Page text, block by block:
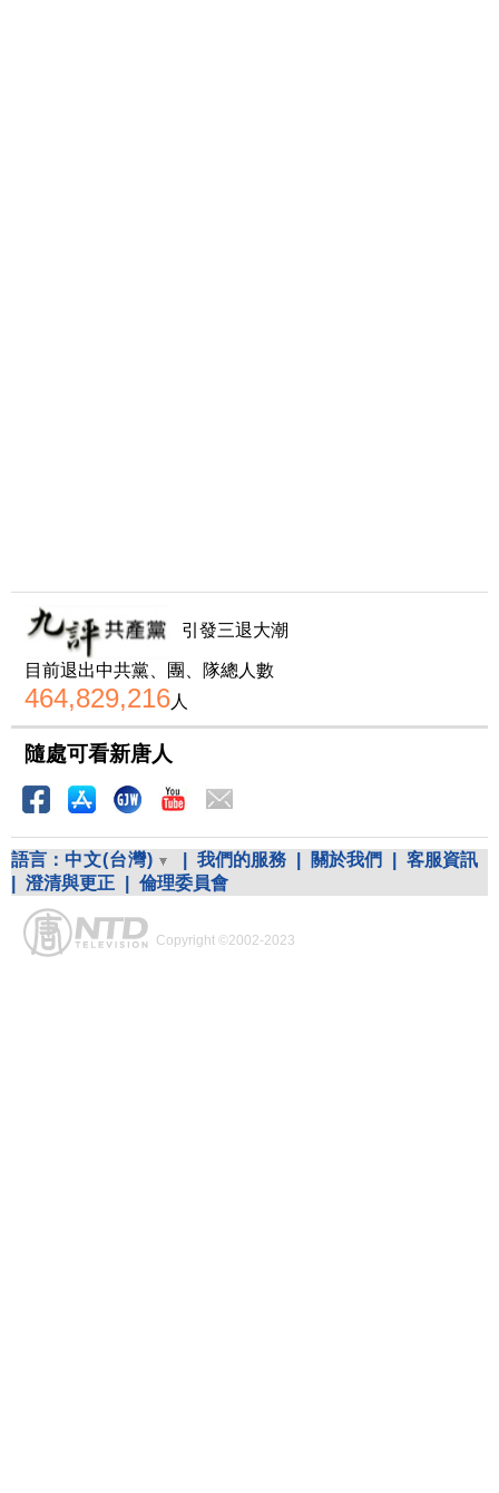
引發三退大潮
目前退出中共黨、團、隊總人數
464,829,216人
隨處可看新唐人
語言： 中文(台灣) 我們的服務 關於我們
客服資訊
澄清與更正 倫理委員會
Copyright ©2002-2023